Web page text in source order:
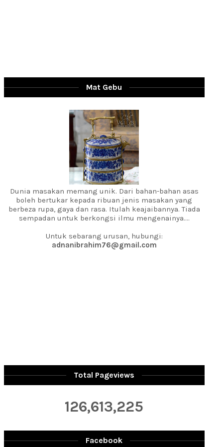
Mat Gebu
Dunia masakan memang unik. Dari bahan-bahan asas
boleh bertukar kepada ribuan jenis masakan yang
berbeza rupa, gaya dan rasa. Itulah keajaibannya. Tiada
sempadan untuk berkongsi ilmu mengenainya....
Untuk sebarang urusan, hubungi:
adnanibrahim76@gmail.com
Total Pageviews
126,613,225
Facebook